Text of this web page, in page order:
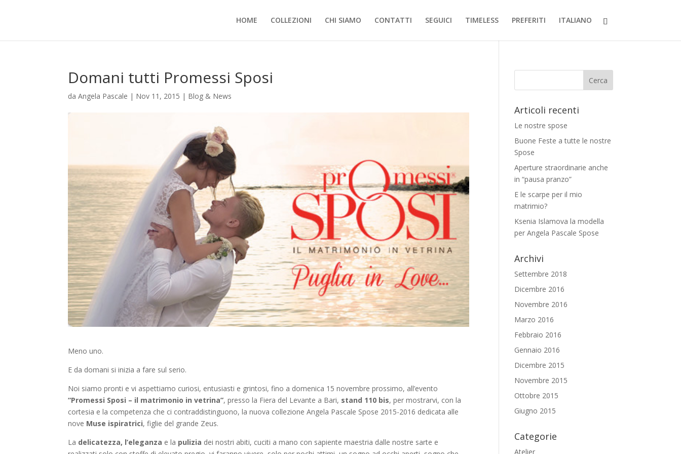
HOME COLLEZIONI CHI SIAMO CONTATTI SEGUICI TIMELESS PREFERITI ITALIANO
Domani tutti Promessi Sposi
daAngela Pascale | Nov 11, 2015 | Blog & News
Meno uno.
E da domani si inizia a fare sul serio.
Noi siamo pronti e vi aspettiamo curiosi, entusiasti e grintosi, fino a domenica 15 novembre prossimo, all’evento
“Promessi Sposi – il matrimonio in vetrina”, presso la Fiera del Levante a Bari, stand 110 bis, per mostrarvi, con la
cortesia e la competenza che ci contraddistinguono, la nuova collezione Angela Pascale Spose 2015-2016 dedicata alle
nove Muse ispiratrici, figlie del grande Zeus.
La delicatezza, l’eleganza e la pulizia dei nostri abiti, cuciti a mano con sapiente maestria dalle nostre sarte e
Articoli recenti
Le nostre spose
Buone Feste a tutte le nostre
Spose
Aperture straordinarie anche
in “pausa pranzo”
E le scarpe per il mio
matrimio?
Ksenia Islamova la modella
per Angela Pascale Spose
Archivi
Settembre 2018
Dicembre 2016
Novembre 2016
Marzo 2016
Febbraio 2016
Gennaio 2016
Dicembre 2015
Novembre 2015
Ottobre 2015
Giugno 2015
Categorie
Atelier